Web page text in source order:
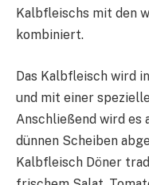
Kalbfleischs mit den
kombiniert.
Das Kalbfleisch wird
und mit einer
Anschließend wird es
dünnen Scheiben
Kalbfleisch Döner